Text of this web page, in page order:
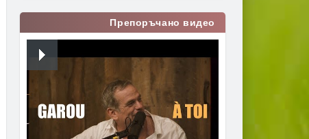
Препоръчано видео